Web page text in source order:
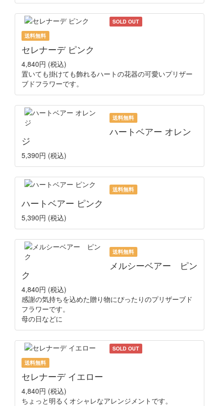
SOLD OUT
送料無料
セレナーデ ピンク
4,840円 (税込)
置いても掛けても飾れるハートの花器の可愛いプリザー
ブドフラワーです。
送料無料
ハートベアー オレン
ジ
5,390円 (税込)
送料無料
ハートベアー ピンク
5,390円 (税込)
送料無料
メルシーベアー ピン
ク
4,840円 (税込)
感謝の気持ちを込めた贈り物にぴったりのプリザーブド
フラワーです。
母の日などに
SOLD OUT
送料無料
セレナーデ イエロー
4,840円 (税込)
ちょっと明るくオシャレなアレンジメントです。